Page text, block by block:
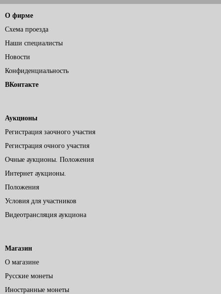
О фирме
Схема проезда
Наши специалисты
Новости
Конфиденциальность
ВКонтакте
Аукционы
Регистрация заочного участия
Регистрация очного участия
Очные аукционы. Положения
Интернет аукционы.
Положения
Условия для участников
Видеотрансляция аукциона
Магазин
О магазине
Русские монеты
Иностранные монеты